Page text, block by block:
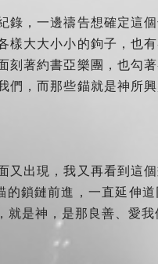
，一邊禱告想確定這
大大小小的鉤子，也
著約書亞樂團，也勾
，而那些錨就是神所
出現，我又再看到這
鎖鏈前進，一直延伸
是神，是那良善、愛我